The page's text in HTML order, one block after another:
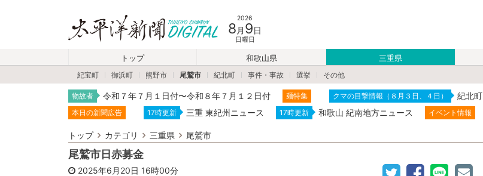
2026
8 月 9日
日曜日
トップ 和歌山県 三重県
紀宝町
御浜町 熊野市 尾鷲市 紀北町 事件・事故 選挙 その他
物故者 令和７年７月１日付〜令和８年７月１２日付 麺特集 クマの目撃情報（８月３日、４日） 紀北町
本日の新聞広告 17時更新 三重 東紀州ニュース 17時更新 和歌山 紀南地方ニュース イベント情報
トップ カテゴリ 三重県 尾鷲市
尾鷲市日赤募金
2025年6月20日 16時00分